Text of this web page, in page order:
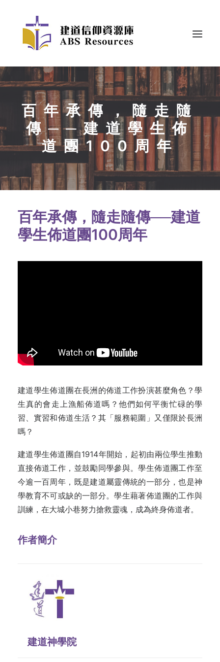
百年承傳，隨走隨
傳──建道學生佈
道團100周年
百年承傳，隨走隨傳──建道
學生佈道團100周年
建道學生佈道團在長洲的佈道工作扮演甚麼角色？學
生真的會走上漁船佈道嗎？他們如何平衡忙碌的學
習、實習和佈道生活？其「服務範圍」又僅限於長洲
嗎？
建道學生佈道團自1914年開始，起初由兩位學生推動
直接佈道工作，並鼓勵同學參與。學生佈道團工作至
今逾一百周年，既是建道屬靈傳統的一部分，也是神
學教育不可或缺的一部分。學生藉著佈道團的工作與
訓練，在大城小巷努力搶救靈魂，成為終身佈道者。
作者簡介
建道神學院